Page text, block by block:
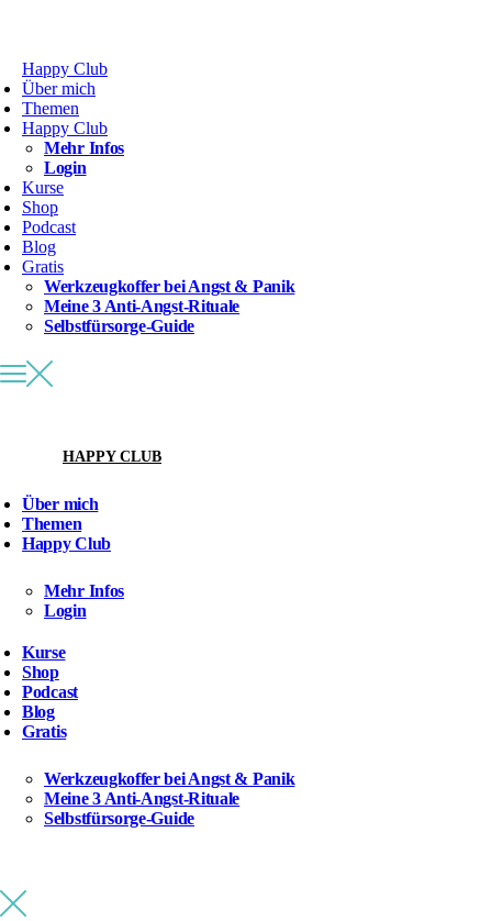
Happy Club
Über mich
Themen
Happy Club
Mehr Infos
Login
Kurse
Shop
Podcast
Blog
Gratis
Werkzeugkoffer bei Angst & Panik
Meine 3 Anti-Angst-Rituale
Selbstfürsorge-Guide
HAPPY CLUB
Über mich
Themen
Happy Club
Mehr Infos
Login
Kurse
Shop
Podcast
Blog
Gratis
Werkzeugkoffer bei Angst & Panik
Meine 3 Anti-Angst-Rituale
Selbstfürsorge-Guide